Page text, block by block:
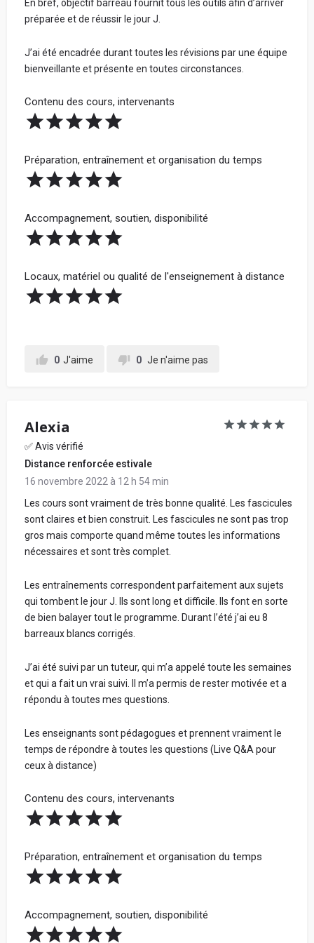
En bref, objectif barreau fournit tous les outils afin d’arriver
préparée et de réussir le jour J.
J’ai été encadrée durant toutes les révisions par une équipe
bienveillante et présente en toutes circonstances.
Contenu des cours, intervenants
Préparation, entraînement et organisation du temps
Accompagnement, soutien, disponibilité
Locaux, matériel ou qualité de l'enseignement à distance
0 J'aime 0 Je n'aime pas
Alexia
✅ Avis vérifié
Distance renforcée estivale
16 novembre 2022 à 12 h 54 min
Les cours sont vraiment de très bonne qualité. Les fascicules
sont claires et bien construit. Les fascicules ne sont pas trop
gros mais comporte quand même toutes les informations
nécessaires et sont très complet.
Les entraînements correspondent parfaitement aux sujets
qui tombent le jour J. Ils sont long et difficile. Ils font en sorte
de bien balayer tout le programme. Durant l’été j’ai eu 8
barreaux blancs corrigés.
J’ai été suivi par un tuteur, qui m’a appelé toute les semaines
et qui a fait un vrai suivi. Il m’a permis de rester motivée et a
répondu à toutes mes questions.
Les enseignants sont pédagogues et prennent vraiment le
temps de répondre à toutes les questions (Live Q&A pour
ceux à distance)
Contenu des cours, intervenants
Préparation, entraînement et organisation du temps
Accompagnement, soutien, disponibilité
informations personnelles.
rejetés s'ils ne respectent pas ces règles.
Partage ta note pour chacune des catégories ci-dessous.
La note globale de ton école sera la moyenne de ces 4
seront jamais communiqués. Cela nous permet de
vérifier sur LinkedIn que vous avez étudié dans
Votre Parcours avant l'école
Votre adresse mail (ne sera jamais communiquée à
l'école) :
Votre retour d'expérience au sein de l'école, en
En soumettant mon avis, j'accepte les
générales d'utilisation.
Partager mon avis